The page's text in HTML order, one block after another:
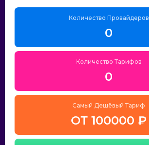
Количество Провайдеров
0
Количество Тарифов
0
Самый Дешёвый Тариф
ОТ 100000 ₽